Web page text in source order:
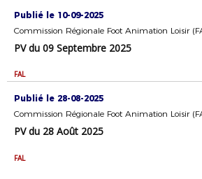
Publié le 10-09-2025
Commission Régionale Foot Animation Loisir
PV du 09 Septembre 2025
FAL
Publié le 28-08-2025
Commission Régionale Foot Animation Loisir
PV du 28 Août 2025
FAL